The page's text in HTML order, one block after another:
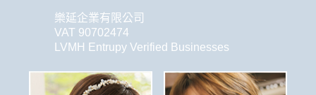
樂延企業有限公司
VAT 90702474
LVMH Entrupy Verified Businesses